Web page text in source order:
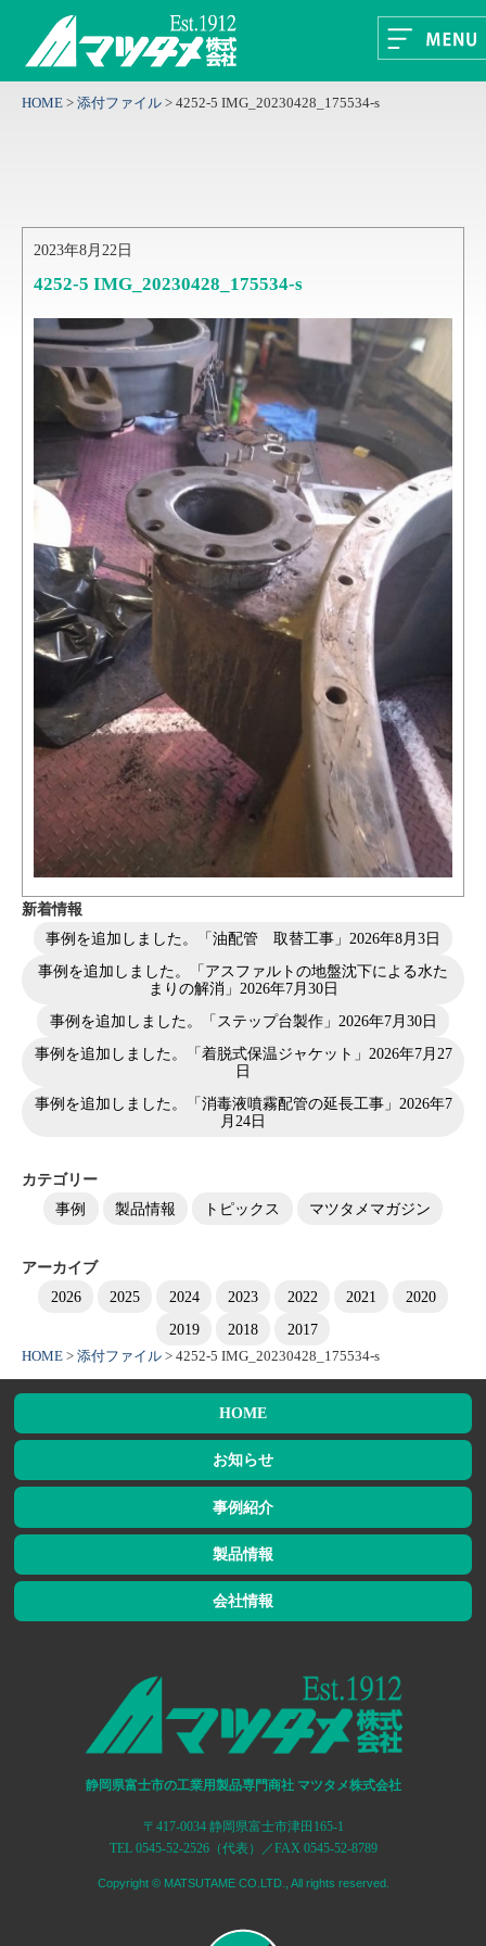
HOME > 添付ファイル > 4252-5 IMG_20230428_175534-s
2023年8月22日
4252-5 IMG_20230428_175534-s
新着情報
事例を追加しました。「油配管 取替工事」 2026年8月3日
事例を追加しました。「アスファルトの地盤沈下による水た
まりの解消」 2026年7月30日
事例を追加しました。「ステップ台製作」 2026年7月30日
事例を追加しました。「着脱式保温ジャケット」 2026年7月27
日
事例を追加しました。「消毒液噴霧配管の延長工事」 2026年7
月24日
カテゴリー
事例
製品情報 トピックス マツタメマガジン
アーカイブ
2026
2025 2024 2023 2022 2021
2020
2019
2018 2017
HOME > 添付ファイル > 4252-5 IMG_20230428_175534-s
HOME
お知らせ
事例紹介
製品情報
会社情報
静岡県富士市の工業用製品専門商社 マツタメ株式会社
〒417-0034 静岡県富士市津田165-1
TEL 0545-52-2526（代表）／FAX 0545-52-8789
Copyright © MATSUTAME CO.LTD., All rights reserved.